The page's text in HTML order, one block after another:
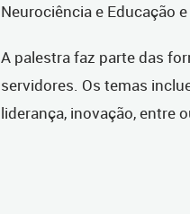
Neurociência e Educação
A palestra faz parte das
servidores. Os temas
liderança, inovação, entre